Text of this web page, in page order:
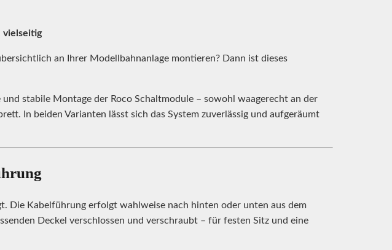
vielseitig
an Ihrer Modellbahnanlage montieren? Dann ist dieses
stabile Montage der Roco Schaltmodule – sowohl waagerecht an der
In beiden Varianten lässt sich das System zuverlässig und aufgeräumt
Die Kabelführung erfolgt wahlweise nach hinten oder unten aus dem
Deckel verschlossen und verschraubt – für festen Sitz und eine